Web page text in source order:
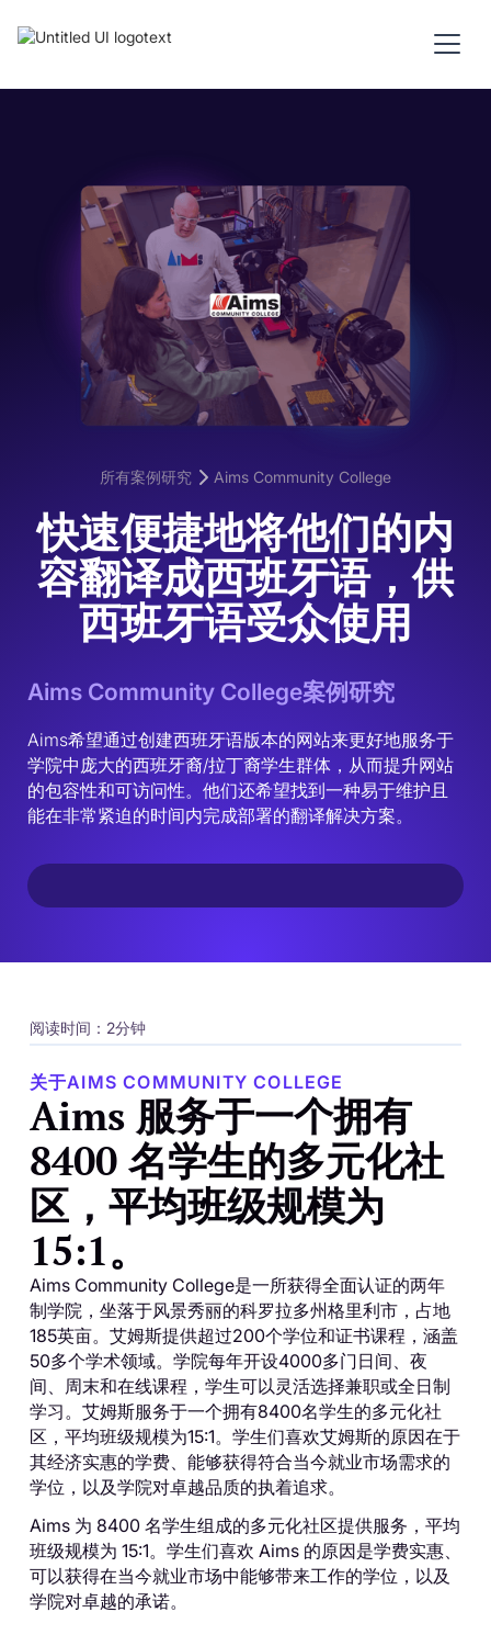
所有案例研究 Aims Community College
快速便捷地将他们的内
容翻译成西班牙语，供
西班牙语受众使用
Aims Community College案例研究
Aims希望通过创建西班牙语版本的网站来更好地服务于
学院中庞大的西班牙裔/拉丁裔学生群体，从而提升网站
的包容性和可访问性。他们还希望找到一种易于维护且
能在非常紧迫的时间内完成部署的翻译解决方案。
阅读时间：2分钟
关于AIMS COMMUNITY COLLEGE
Aims 服务于一个拥有
8400 名学生的多元化社
区，平均班级规模为
15:1。
Aims Community College是一所获得全面认证的两年
制学院，坐落于风景秀丽的科罗拉多州格里利市，占地
185英亩。艾姆斯提供超过200个学位和证书课程，涵盖
50多个学术领域。学院每年开设4000多门日间、夜
间、周末和在线课程，学生可以灵活选择兼职或全日制
学习。艾姆斯服务于一个拥有8400名学生的多元化社
区，平均班级规模为15:1。学生们喜欢艾姆斯的原因在于
其经济实惠的学费、能够获得符合当今就业市场需求的
学位，以及学院对卓越品质的执着追求。
Aims 为 8400 名学生组成的多元化社区提供服务，平均
班级规模为 15:1。学生们喜欢 Aims 的原因是学费实惠、
可以获得在当今就业市场中能够带来工作的学位，以及
学院对卓越的承诺。